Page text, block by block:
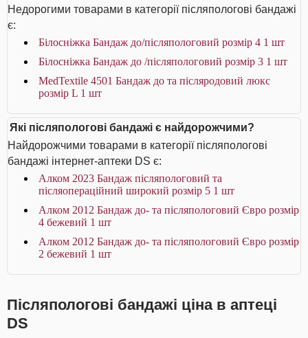
Недорогими товарами в категорії післяпологові бандажі
є:
Білосніжка Бандаж до/післяпологовий розмір 4 1 шт
Білосніжка Бандаж до /післяпологовий розмір 3 1 шт
MedTextile 4501 Бандаж до та післяродовий люкс
розмір L 1 шт
Які післяпологові бандажі є найдорожчими?
Найдорожчими товарами в категорії післяпологові
бандажі інтернет-аптеки DS є:
Алком 2023 Бандаж післяпологовий та
післяопераційний широкий розмір 5 1 шт
Алком 2012 Бандаж до- та післяпологовий Євро розмір
4 бежевий 1 шт
Алком 2012 Бандаж до- та післяпологовий Євро розмір
2 бежевий 1 шт
Післяпологові бандажі ціна в аптеці
DS